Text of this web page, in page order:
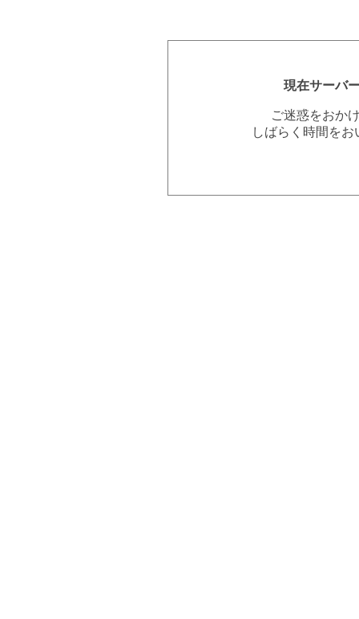
現在サーバ
ご迷惑をおか
しばらく時間を